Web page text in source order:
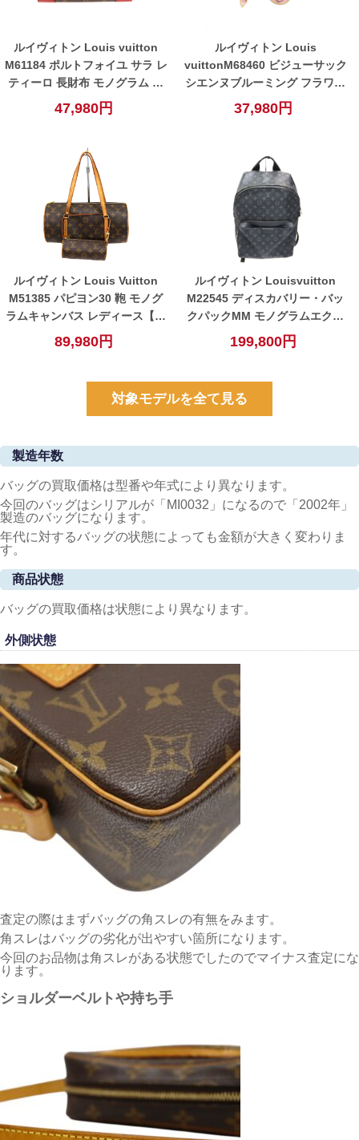
ルイヴィトン Louis vuitton
M61184 ポルトフォイユ サラ レ
ティーロ 長財布 モノグラム ブ
ラウン レッド レディース【中
47,980円
ルイヴィトン Louis
vuittonM68460 ビジューサック
シエンヌブルーミング フラワー
バッグチャーム レディース 金属
素材 レザー PVC ブラウン×ピン
37,980円
ルイヴィトン Louis Vuitton
M51385 パピヨン30 鞄 モノグ
ラムキャンバス レディース【中
89,980円
ルイヴィトン Louisvuitton
M22545 ディスカバリー・バッ
クパックMM モノグラムエクリ
プス ブラック 【中古】
199,800円
対象モデルを全て見る
製造年数
バッグの買取価格は型番や年式により異なります。
今回のバッグはシリアルが「MI0032」になるので「2002年」
製造のバッグになります。
年代に対するバッグの状態によっても金額が大きく変わりま
す。
商品状態
バッグの買取価格は状態により異なります。
外側状態
査定の際はまずバッグの角スレの有無をみます。
角スレはバッグの劣化が出やすい箇所になります。
今回のお品物は角スレがある状態でしたのでマイナス査定にな
ります。
ショルダーベルトや持ち手